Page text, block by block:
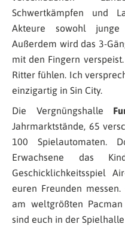
Schwertkämpfen und
Akteure sowohl
Außerdem wird das 3-
mit den Fingern
Ritter fühlen. Ich
einzigartig in Sin City.
Die Vergnüngshalle
Jahrmarktstände, 65
100 Spielautomaten.
Erwachsene das
Geschicklichkeitsspiel
euren Freunden
am weltgrößten
sind euch in der